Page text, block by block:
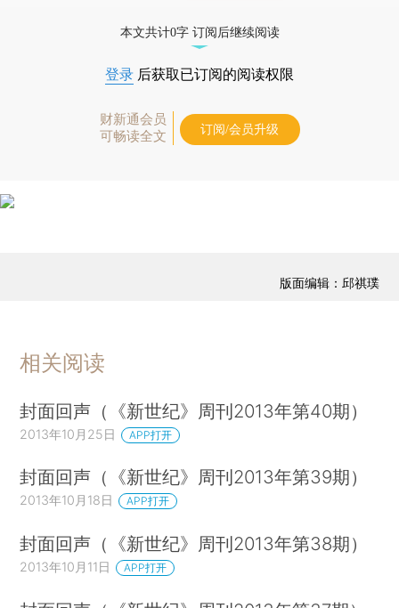
本文共计0字 订阅后继续阅读
登录 后获取已订阅的阅读权限
财新通会员
可畅读全文
订阅/会员升级
版面编辑：邱祺璞
相关阅读
封面回声（《新世纪》周刊2013年第40期）
2013年10月25日 APP打开
封面回声（《新世纪》周刊2013年第39期）
2013年10月18日 APP打开
封面回声（《新世纪》周刊2013年第38期）
2013年10月11日 APP打开